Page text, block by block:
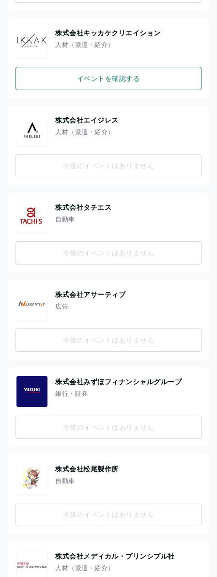
株式会社キッカケクリエイション
人材（派遣・紹介）
イベントを確認する
株式会社エイジレス
人材（派遣・紹介）
今後のイベントはありません
株式会社タチエス
自動車
今後のイベントはありません
株式会社アサーティブ
広告
今後のイベントはありません
株式会社みずほフィナンシャルグループ
銀行・証券
今後のイベントはありません
株式会社松尾製作所
自動車
今後のイベントはありません
株式会社メディカル・プリンシプル社
人材（派遣・紹介）